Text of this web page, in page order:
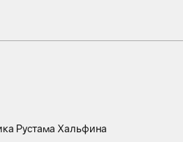
Рустама Хальфина